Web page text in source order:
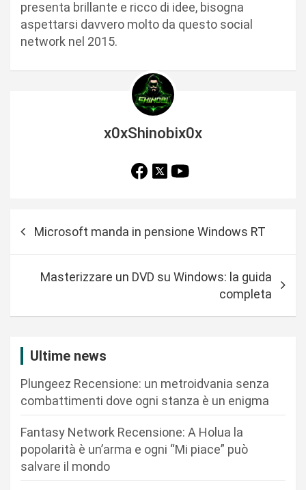
presenta brillante e ricco di idee, bisogna
aspettarsi davvero molto da questo social
network nel 2015.
x0xShinobix0x
Microsoft manda in pensione Windows RT
Masterizzare un DVD su Windows: la guida
completa
Ultime news
Plungeez Recensione: un metroidvania senza
combattimenti dove ogni stanza è un enigma
Fantasy Network Recensione: A Holua la
popolarità è un’arma e ogni “Mi piace” può
salvare il mondo